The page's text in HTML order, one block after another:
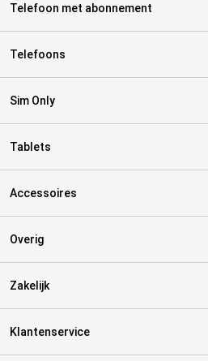
Telefoon met abonnement
Telefoons
Sim Only
Tablets
Accessoires
Overig
Zakelijk
Klantenservice